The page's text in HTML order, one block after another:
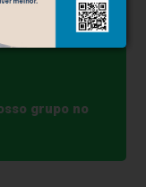
grupo no